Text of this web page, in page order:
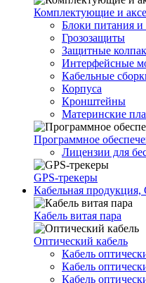
Комплектующие и
Блоки питания
Грозозащиты
Защитные
Интерфейсные
Кабельные
Корпуса
Кронштейны
Материнские
Программное
Лицензии для
GPS-трекеры
Кабельная
Кабель витая пара
Оптический кабель
Кабель
Кабель
Кабель